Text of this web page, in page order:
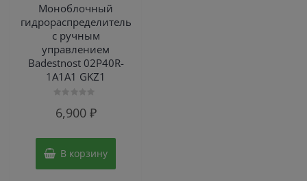
Моноблочный
гидрораспределитель
с ручным
управлением
Badestnost 02P40R-
1A1A1 GKZ1
06,900 ₽
В корзину